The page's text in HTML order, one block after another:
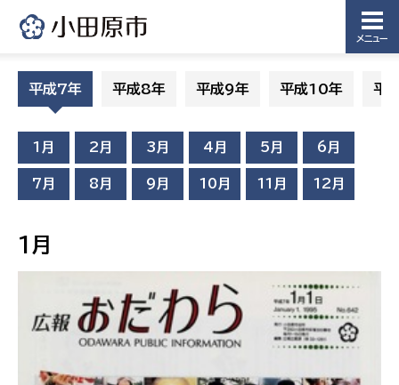
メニュー
平成7年 平成8年 平成9年 平成10年 平
1月 2月 3月 4月 5月 6月
7月 8月 9月 10月 11月 12月
1月